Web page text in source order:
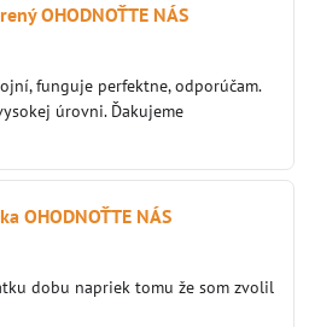
OHODNOŤTE NÁS
5
funguje perfektne, odporúčam.
úrovni. Ďakujeme
OHODNOŤTE NÁS
5
dobu napriek tomu že som zvolil